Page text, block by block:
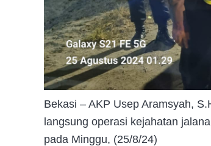
Bekasi – AKP Usep Aramsyah,
langsung operasi kejahatan
pada Minggu, (25/8/24)